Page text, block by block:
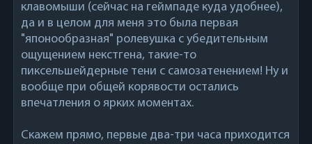
клавомыши (сейчас на геймпаде куда удобнее),
да и в целом для меня это была первая
"японообразная" ролевушка с убедительным
ощущением некстгена, такие-то
пиксельшейдерные тени с самозатенением! Ну и
вообще при общей корявости остались
впечатления о ярких моментах.
Скажем прямо, первые два-три часа приходится